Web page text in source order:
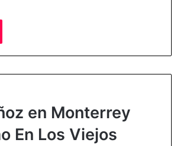
en Monterrey
En Los Viejos